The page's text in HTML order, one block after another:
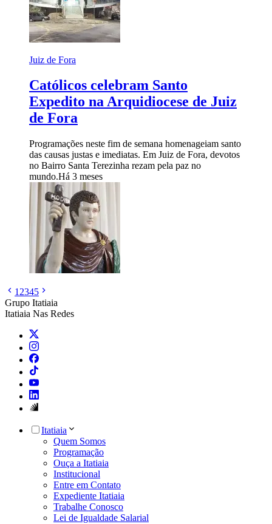
Juiz de Fora
Católicos celebram Santo
Expedito na Arquidiocese de Juiz
de Fora
Programações neste fim de semana homenageiam santo
das causas justas e imediatas. Em Juiz de Fora, devotos
no Bairro Santa Terezinha rezam pela paz no
mundo.Há 3 meses
1 2345
Grupo Itatiaia
Itatiaia Nas Redes
Itatiaia
Quem Somos
Programação
Ouça a Itatiaia
Institucional
Entre em Contato
Expediente Itatiaia
Trabalhe Conosco
Lei de Igualdade Salarial